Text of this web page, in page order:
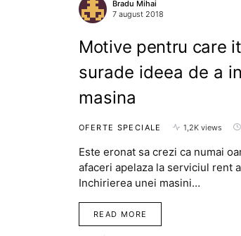
Bradu Mihai
7 august 2018
Motive pentru care
surade ideea de a
masina
OFERTE SPECIALE 1,2K views
Este eronat sa crezi ca numai
afaceri apelaza la serviciul rent
Inchirierea unei masini…
READ MORE